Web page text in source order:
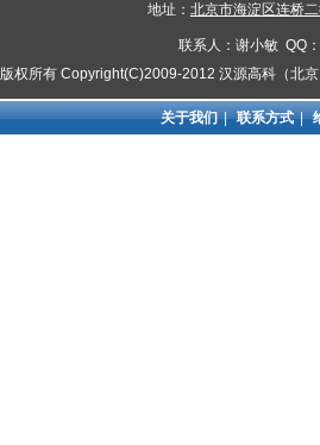
地址： 北京市海淀区连桥
联系人：谢小敏 QQ
版权所有 Copyright(C)2009-2012 汉源高科（北
关于我们 | 联系方式 |